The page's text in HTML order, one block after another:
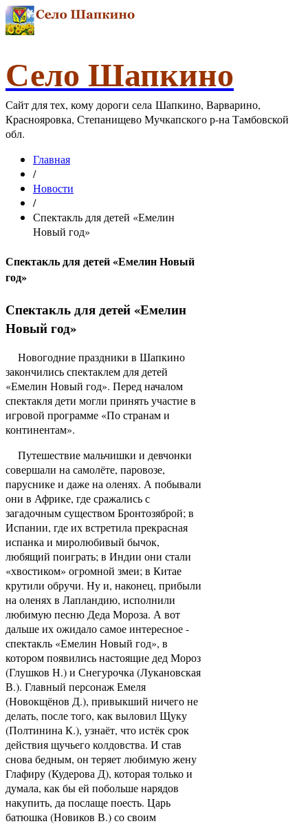
Село Шапкино
Сайт для тех, кому дороги села Шапкино, Варварино,
Краснояровка, Степанищево Мучкапского р-на Тамбовской
обл.
Главная
/
Новости
/
Спектакль для детей «Емелин
Новый год»
Спектакль для детей «Емелин Новый
год»
Спектакль для детей «Емелин
Новый год»
Новогодние праздники в Шапкино
закончились спектаклем для детей
«Емелин Новый год». Перед началом
спектакля дети могли принять участие в
игровой программе «По странам и
континентам».
Путешествие мальчишки и девчонки
совершали на самолёте, паровозе,
паруснике и даже на оленях. А побывали
они в Африке, где сражались с
загадочным существом Бронтозяброй; в
Испании, где их встретила прекрасная
испанка и миролюбивый бычок,
любящий поиграть; в Индии они стали
«хвостиком» огромной змеи; в Китае
крутили обручи. Ну и, наконец, прибыли
на оленях в Лапландию, исполнили
любимую песню Деда Мороза. А вот
дальше их ожидало самое интересное -
спектакль «Емелин Новый год», в
котором появились настоящие дед Мороз
(Глушков Н.) и Снегурочка (Лукановская
В.). Главный персонаж Емеля
(Новокщёнов Д.), привыкший ничего не
делать, после того, как выловил Щуку
(Полтинина К.), узнаёт, что истёк срок
действия щучьего колдовства. И став
снова бедным, он теряет любимую жену
Глафиру (Кудерова Д), которая только и
думала, как бы ей побольше нарядов
накупить, да послаще поесть. Царь
батюшка (Новиков В.) со своим